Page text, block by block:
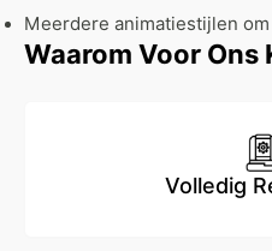
Meerdere animatiestijlen
Waarom Voor Ons
Volledig